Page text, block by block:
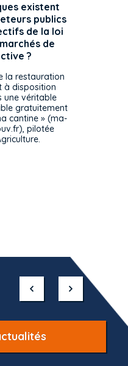
existent
publics
de la loi
de
?
la restauration
à disposition
une véritable
gratuitement
cantine » (ma-
pilotée